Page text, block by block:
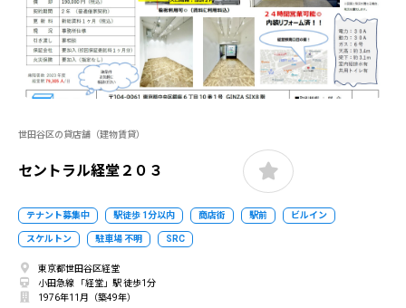
世田谷区の貸店舗（建物賃貸）
セントラル経堂２０３
テナント募集中 駅徒歩 1分以内 商店街 駅前 ビルイン
スケルトン 駐車場 不明 SRC
東京都世田谷区経堂
小田急線 「経堂」駅 徒歩1分
1976年11月（築49年）